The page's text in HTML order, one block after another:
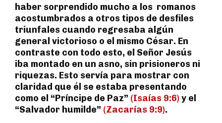
haber sorprendido mucho a los romanos
acostumbrados a otros tipos de desfiles
triunfales cuando regresaba algún
general victorioso o el mismo César. En
contraste con todo esto, el Señor Jesús
iba montado en un asno, sin prisioneros ni
riquezas. Esto servía para mostrar con
claridad que él se estaba presentando
como el “Príncipe de Paz” (Isaías 9:6)y el
“Salvador humilde” (Zacarías 9:9).